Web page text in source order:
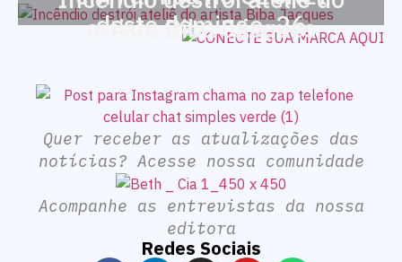
deste domingo, 26
artista Biba Jacques
Quer receber as atualizações das
notícias? Acesse nossa comunidade
Acompanhe as entrevistas da nossa
editora
Redes Sociais